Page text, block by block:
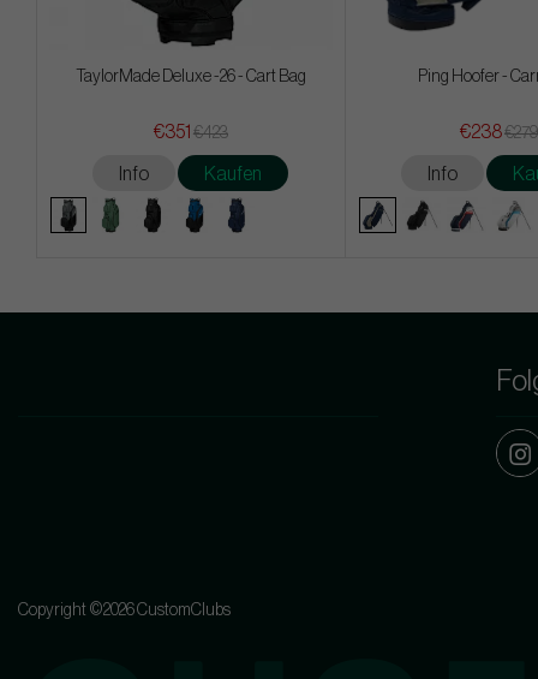
TaylorMade Deluxe -26 - Cart Bag
€351 €423
Info Kaufen
Ping Hoofer -
€238€279
Info
Copyright ©2026 CustomClubs